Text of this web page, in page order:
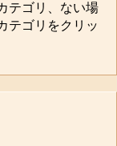
テゴリ、ない場
テゴリをクリッ